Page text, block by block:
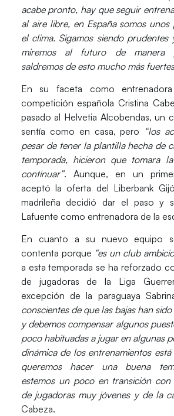
acabe pronto, hay que seguir
al aire libre, en España somos unos
el clima. Sigamos siendo prudentes
miremos al futuro de manera
saldremos de esto mucho más
En su faceta como
competición española Cristina
pasado al Helvetia Alcobendas, un
sentía como en casa, pero “los
pesar de tener la plantilla hecha de
temporada, hicieron que tomara
continuar”. Aunque, en un
aceptó la oferta del Liberbank
madrileña decidió dar el paso y
Lafuente como entrenadora de la
En cuanto a su nuevo equipo
contenta porque “es un club
a esta temporada se ha reforzado
de jugadoras de la Liga
excepción de la paraguaya
conscientes de que las bajas han
y debemos compensar algunos
poco habituadas a jugar en algunas
dinámica de los entrenamientos
queremos hacer una buena
estemos un poco en transición
de jugadoras muy jóvenes y de la
Cabeza.